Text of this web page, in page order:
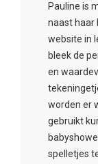
Pauline is
naast haar
website in
bleek de
en
worden er
gebruikt
spelletjes